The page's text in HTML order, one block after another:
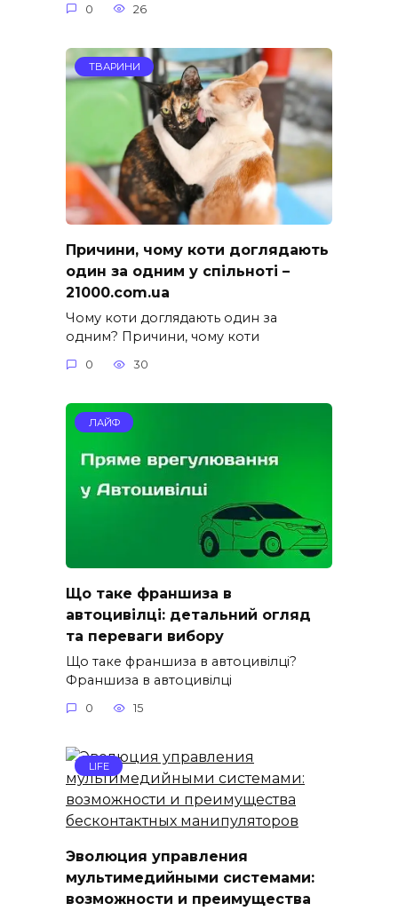
0 26
ТВАРИНИ
Причини, чому коти доглядають
один за одним у спільноті –
21000.com.ua
Чому коти доглядають один за
одним? Причини, чому коти
0 30
ЛАЙФ
Що таке франшиза в
автоцивілці: детальний огляд
та переваги вибору
Що таке франшиза в автоцивілці?
Франшиза в автоцивілці
0 15
LIFE
Эволюция управления
мультимедийными системами:
возможности и преимущества